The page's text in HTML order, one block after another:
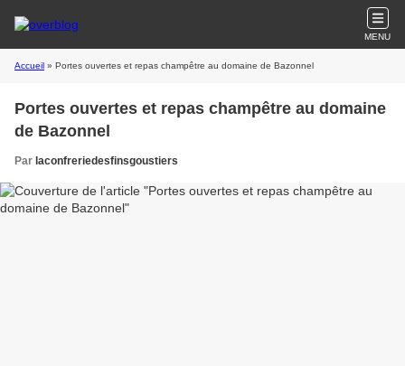
MENU
Accueil » Portes ouvertes et repas champêtre au domaine de Bazonnel
Portes ouvertes et repas champêtre au domaine
de Bazonnel
Par laconfreriedesfinsgoustiers